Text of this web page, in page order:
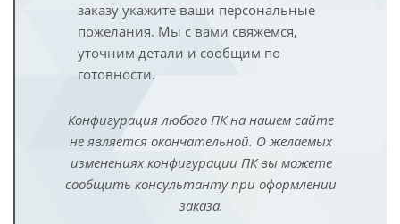
заказу укажите ваши персональные
пожелания. Мы с вами свяжемся,
уточним детали и сообщим по
готовности.
Конфигурация любого ПК на нашем сайте
не является окончательной. О желаемых
изменениях конфигурации ПК вы можете
сообщить консультанту при оформлении
заказа.